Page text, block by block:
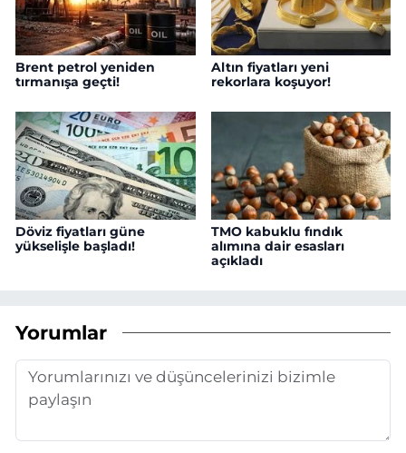
Brent petrol yeniden
tırmanışa geçti!
Altın fiyatları yeni
rekorlara koşuyor!
Döviz fiyatları güne
yükselişle başladı!
TMO kabuklu fındık
alımına dair esasları
açıkladı
Yorumlar